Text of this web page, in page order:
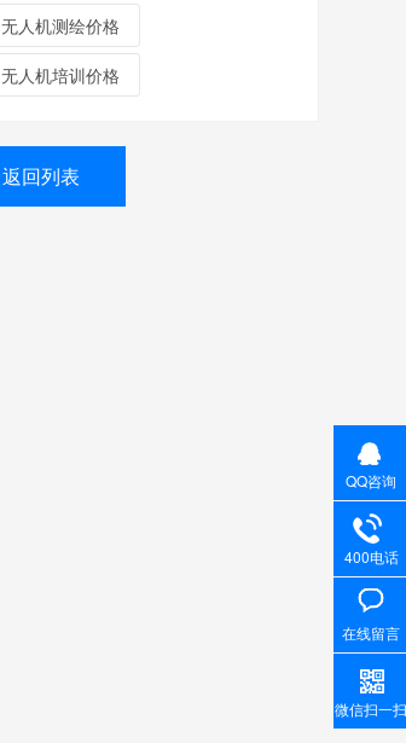
无人机测绘价格
无人机培训价格
返回列表
QQ咨询
400电话
在线留言
微信扫一扫